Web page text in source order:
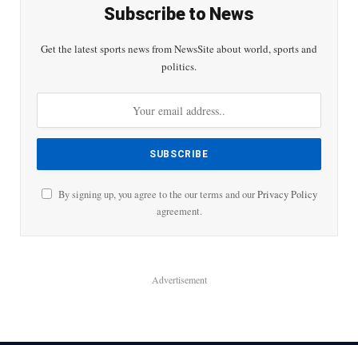
Subscribe to News
Get the latest sports news from NewsSite about world, sports and
politics.
By signing up, you agree to the our terms and ourPrivacy Policy
agreement.
Advertisement